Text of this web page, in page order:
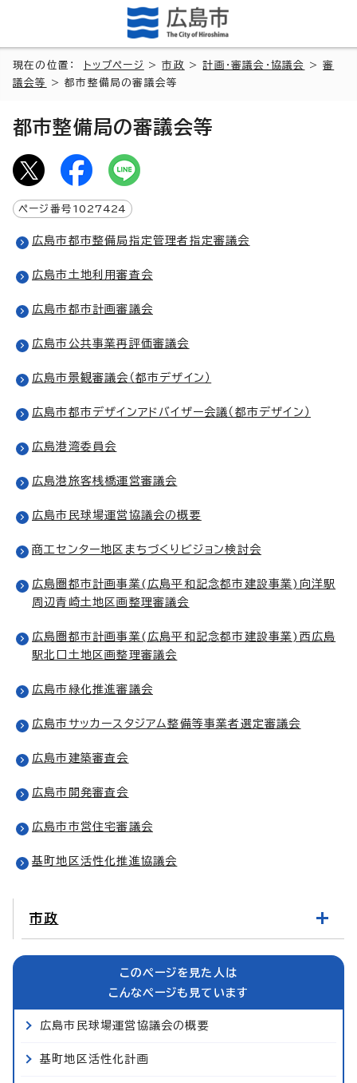
現在の位置： トップページ >市政 >計画・審議会・協議会 >審
議会等
> 都市整備局の審議会等
都市整備局の審議会等
ページ番号 1027424
広島市都市整備局指定管理者指定審議会
広島市土地利用審査会
広島市都市計画審議会
広島市公共事業再評価審議会
広島市景観審議会（都市デザイン）
広島市都市デザインアドバイザー会議（都市デザイン）
広島港湾委員会
広島港旅客桟橋運営審議会
広島市民球場運営協議会の概要
商工センター地区まちづくりビジョン検討会
広島圏都市計画事業(広島平和記念都市建設事業)向洋駅
周辺青崎土地区画整理審議会
広島圏都市計画事業(広島平和記念都市建設事業)西広島
駅北口土地区画整理審議会
広島市緑化推進審議会
広島市サッカースタジアム整備等事業者選定審議会
広島市建築審査会
広島市開発審査会
広島市市営住宅審議会
基町地区活性化推進協議会
市政
このページを見た人は
こんなページも見ています
広島市民球場運営協議会の概要
基町地区活性化計画